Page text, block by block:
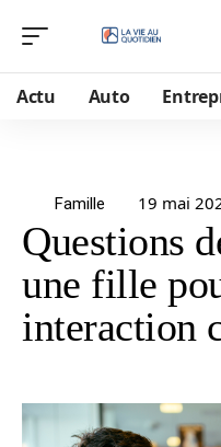
Actu Auto
Famille 19 mai
Questions
une fille
interaction